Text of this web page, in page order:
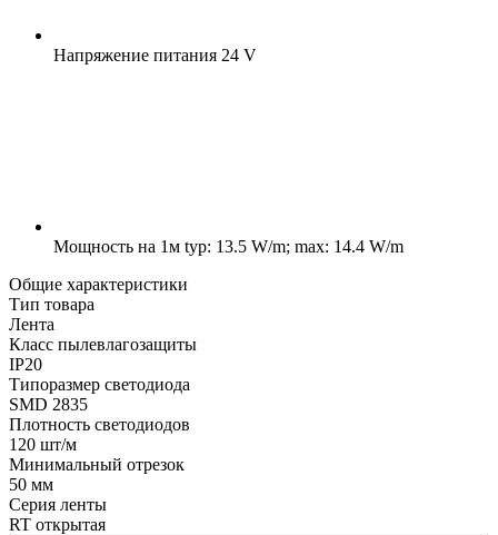
Напряжение питания 24 V
Мощность на 1м typ: 13.5 W/m; max: 14.4 W/m
Общие характеристики
Тип товара
Лента
Класс пылевлагозащиты
IP20
Типоразмер светодиода
SMD 2835
Плотность светодиодов
120 шт/м
Минимальный отрезок
50 мм
Серия ленты
RT открытая